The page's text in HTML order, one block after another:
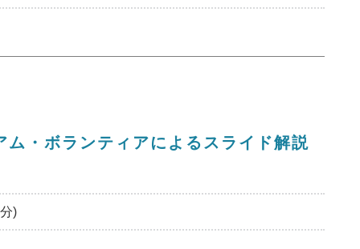
・ボランティアによるスライド解説
)